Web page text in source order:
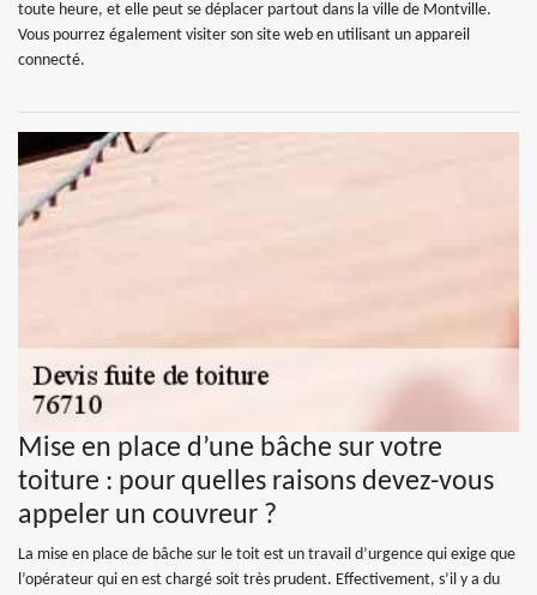
toute heure, et elle peut se déplacer partout dans la ville de Montville.
Vous pourrez également visiter son site web en utilisant un appareil
connecté.
Mise en place d’une bâche sur votre
toiture : pour quelles raisons devez-vous
appeler un couvreur ?
La mise en place de bâche sur le toit est un travail d’urgence qui exige que
l’opérateur qui en est chargé soit très prudent. Effectivement, s’il y a du